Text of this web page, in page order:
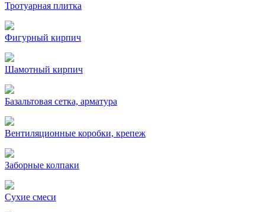
Тротуарная плитка
Фигурный кирпич
Шамотный кирпич
Базальтовая сетка, арматура
Вентиляционные коробки, крепеж
Заборные колпаки
Сухие смеси